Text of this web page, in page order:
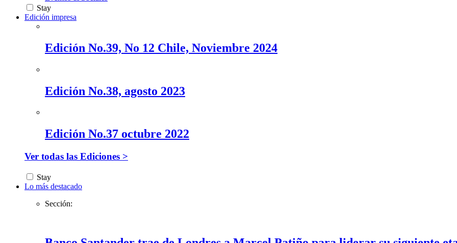
Stay
Edición impresa
Edición No.39, No 12 Chile, Noviembre 2024
Edición No.38, agosto 2023
Edición No.37 octubre 2022
Ver todas las Ediciones >
Stay
Lo más destacado
Sección: